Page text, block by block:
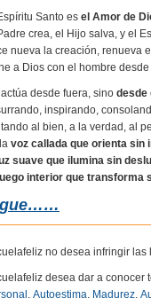
Santo es el Amor de
crea, el Hijo salva, y el
nueva la creación, renueva
a Dios con el hombre
desde fuera, sino desde
inspirando,
al bien, a la verdad, al
voz callada que orienta sin
suave que ilumina sin
interior que transforma
no desea infringir
desea dar a
Autoestima Madurez